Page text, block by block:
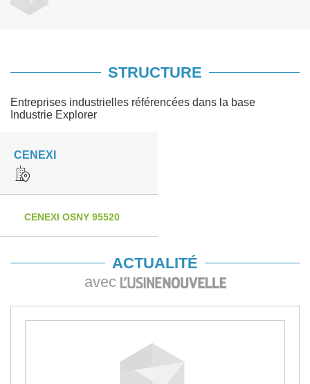
STRUCTURE
Entreprises industrielles référencées dans la base
Industrie Explorer
CENEXI
CENEXI OSNY 95520
ACTUALITÉ
avec